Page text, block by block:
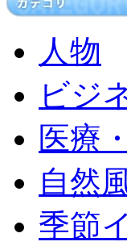
人物
ビジ
医療
自然
季節